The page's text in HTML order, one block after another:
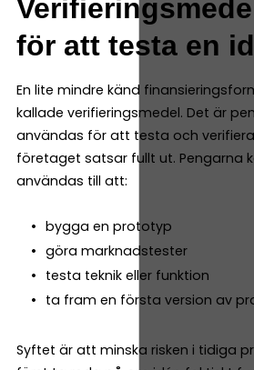
för att testa en
En lite mindre känd
kallade verifieringsmedel. Det är
användas för att testa och
företaget satsar fullt ut. Pengarna
användas till att:
bygga en prototyp
göra marknadstester
testa teknik eller funktion
ta fram en första version av
Syftet är att minska risken i tidiga